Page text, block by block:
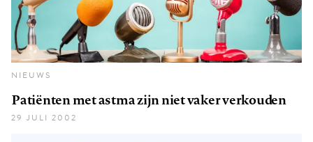
NIEUWS
Patiënten met astma zijn niet vaker verkouden
29 JULI 2002